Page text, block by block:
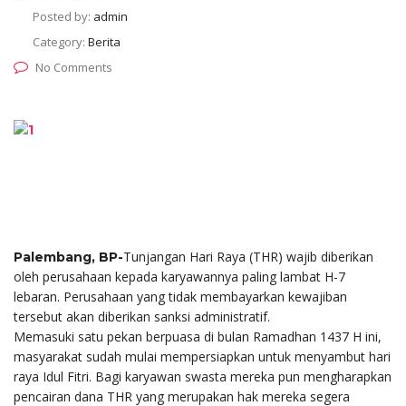
Posted by: admin
Category: Berita
No Comments
Palembang, BP-Tunjangan Hari Raya (THR) wajib diberikan
oleh perusahaan kepada karyawannya paling lambat H-7
lebaran. Perusahaan yang tidak membayarkan kewajiban
tersebut akan diberikan sanksi administratif.
Memasuki satu pekan berpuasa di bulan Ramadhan 1437 H ini,
masyarakat sudah mulai mempersiapkan untuk menyambut hari
raya Idul Fitri. Bagi karyawan swasta mereka pun mengharapkan
pencairan dana THR yang merupakan hak mereka segera